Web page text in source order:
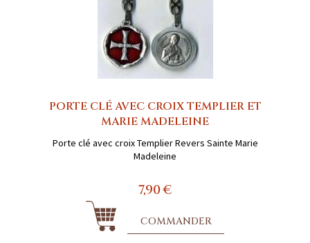
PORTE CLÉ AVEC CROIX TEMPLIER ET
MARIE MADELEINE
Porte clé avec croix Templier Revers Sainte Marie
Madeleine
7,90 €
COMMANDER